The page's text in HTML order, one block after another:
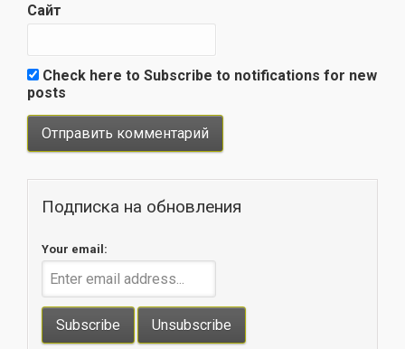
Сайт
Check here to Subscribe to notifications for new
posts
Подписка на обновления
Your email: